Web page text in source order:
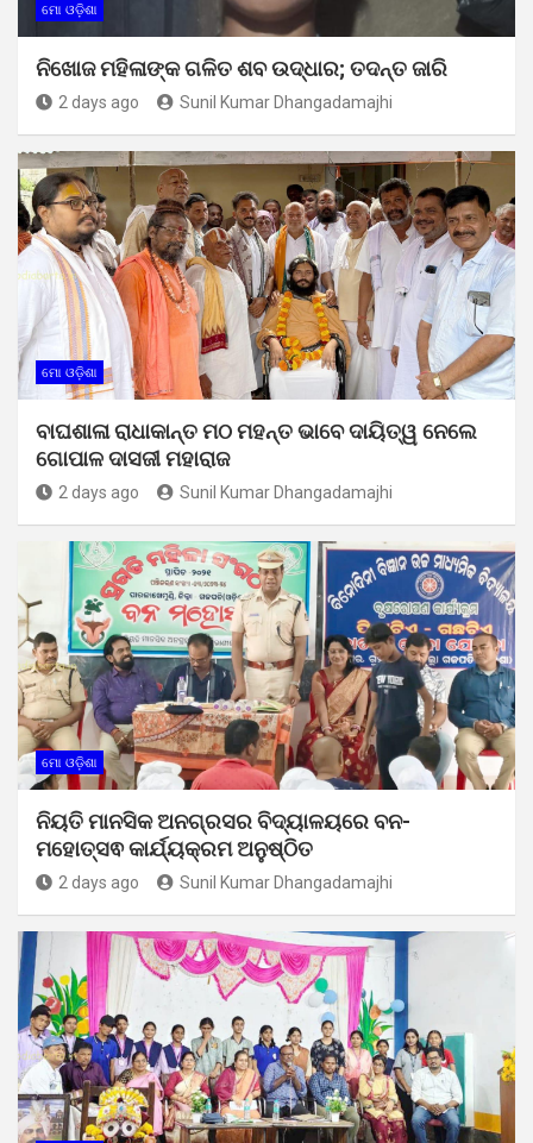
ମୋ ଓଡ଼ିଶା
ନିଖୋଜ ମହିଳାଙ୍କ ଗଳିତ ଶବ ଉଦ୍ଧାର; ତଦନ୍ତ ଜାରି
2 days ago Sunil Kumar Dhangadamajhi
ମୋ ଓଡ଼ିଶା
ବାଘଶାଳା ରାଧାକାନ୍ତ ମଠ ମହନ୍ତ ଭାବେ ଦାୟିତ୍ୱ ନେଲେ
ଗୋପାଳ ଦାସଜୀ ମହାରାଜ
2 days ago Sunil Kumar Dhangadamajhi
ମୋ ଓଡ଼ିଶା
ନିୟତି ମାନସିକ ଅନଗ୍ରସର ବିଦ୍ୟାଳୟରେ ବନ-
ମହୋତ୍ସଵ କାର୍ଯ୍ୟକ୍ରମ ଅନୁଷ୍ଠିତ
2 days ago Sunil Kumar Dhangadamajhi